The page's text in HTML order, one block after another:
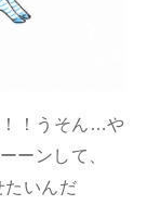
！！うそん…や
ーンして、
たいんだ